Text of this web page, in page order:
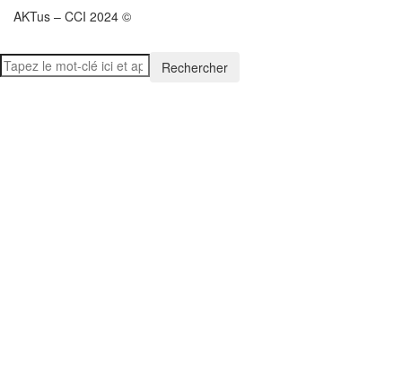
AKTus – CCI 2024 ©